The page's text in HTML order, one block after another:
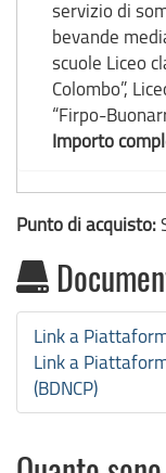
servizio di
bevande
scuole Liceo
Colombo”,
“Firpo-
Importo
Punto di acquisto:
Link a
Link a
(BDNCP)